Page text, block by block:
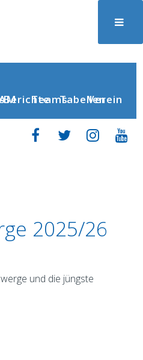
BerichteTeamsTabellenVerein
2025/26
und die jüngste